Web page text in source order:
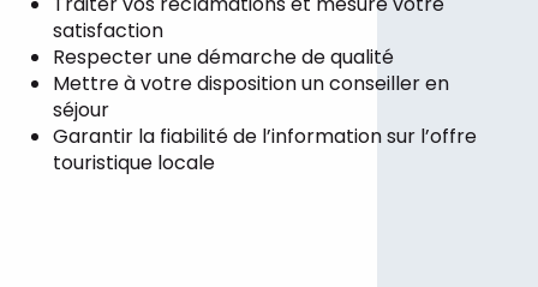
satisfaction
Respecter une démarche de qualité
Mettre à votre disposition un conseiller en
séjour
Garantir la fiabilité de l’information sur l’offre
touristique locale